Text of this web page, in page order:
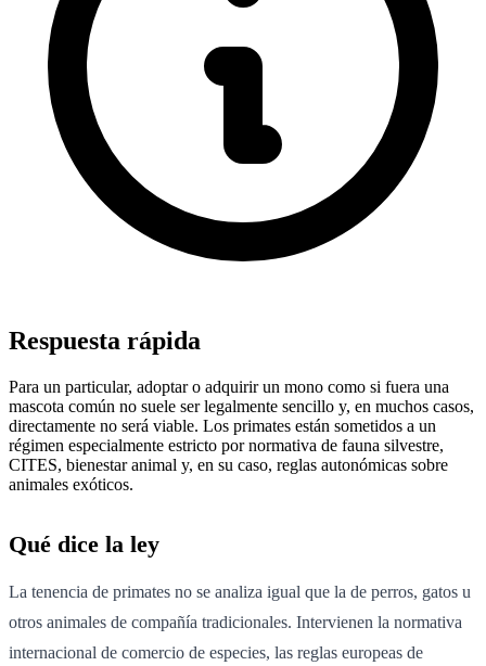
Respuesta rápida
Para un particular, adoptar o adquirir un mono como si fuera una
mascota común no suele ser legalmente sencillo y, en muchos casos,
directamente no será viable. Los primates están sometidos a un
régimen especialmente estricto por normativa de fauna silvestre,
CITES, bienestar animal y, en su caso, reglas autonómicas sobre
animales exóticos.
Qué dice la ley
La tenencia de primates no se analiza igual que la de perros, gatos u
otros animales de compañía tradicionales. Intervienen la normativa
internacional de comercio de especies, las reglas europeas de